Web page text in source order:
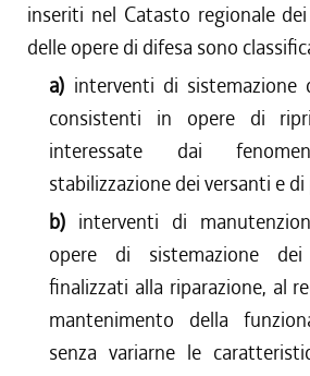
inseriti nel Catasto regionale
delle opere di difesa sono
a) interventi di sistemazione
consistenti in opere di
interessate dai
stabilizzazione dei versanti e
b) interventi di
opere di sistemazione
finalizzati alla riparazione, al
mantenimento della
senza variarne le